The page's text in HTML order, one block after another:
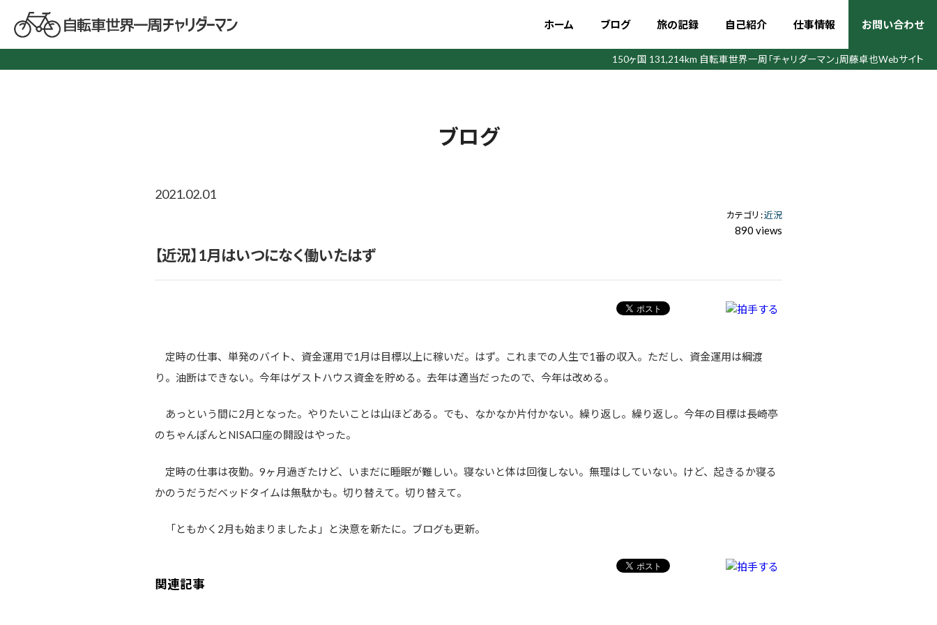
ホーム ブログ 旅の記録 自己紹介 仕事情報 お問い合わせ
150ヶ国 131,214km 自転車世界一周 「チャリダーマン」周藤卓也Webサイト
ブログ
2021.02.01
カテゴリ :近況
890 views
【近況】1月はいつになく働いたはず
定時の仕事、単発のバイト、資金運用で1月は目標以上に稼いだ。はず。これまでの人生で1番の収入。ただし、資金運用は綱渡
り。油断はできない。今年はゲストハウス資金を貯める。去年は適当だったので、今年は改める。
あっという間に2月となった。やりたいことは山ほどある。でも、なかなか片付かない。繰り返し。繰り返し。今年の目標は長崎亭
のちゃんぽんとNISA口座の開設はやった。
定時の仕事は夜勤。9ヶ月過ぎたけど、いまだに睡眠が難しい。寝ないと体は回復しない。無理はしていない。けど、起きるか寝る
かのうだうだベッドタイムは無駄かも。切り替えて。切り替えて。
「ともかく2月も始まりましたよ」と決意を新たに。ブログも更新。
関連記事